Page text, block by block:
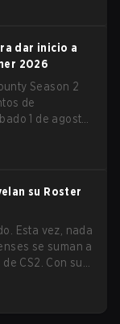
dar inicio a
2026
Season 2
de
1 de agosto.
mientras que
su Roster
Esta vez, nada
se suman a
CS2. Con su
personal
los esports.